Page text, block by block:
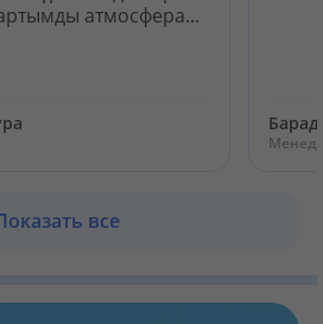
атмосфера...
все